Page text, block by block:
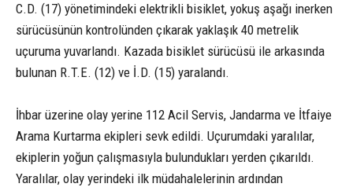
C.D. (17) yönetimindeki elektrikli bisiklet, yokuş aşağı inerken
sürücüsünün kontrolünden çıkarak yaklaşık 40 metrelik
uçuruma yuvarlandı. Kazada bisiklet sürücüsü ile arkasında
bulunan R.T.E. (12) ve İ.D. (15) yaralandı.
İhbar üzerine olay yerine 112 Acil Servis, Jandarma ve İtfaiye
Arama Kurtarma ekipleri sevk edildi. Uçurumdaki yaralılar,
ekiplerin yoğun çalışmasıyla bulundukları yerden çıkarıldı.
Yaralılar, olay yerindeki ilk müdahalelerinin ardından